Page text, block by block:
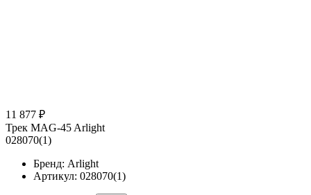
11 877 ₽
Трек MAG-45 Arlight
028070(1)
Бренд: Arlight
Артикул: 028070(1)